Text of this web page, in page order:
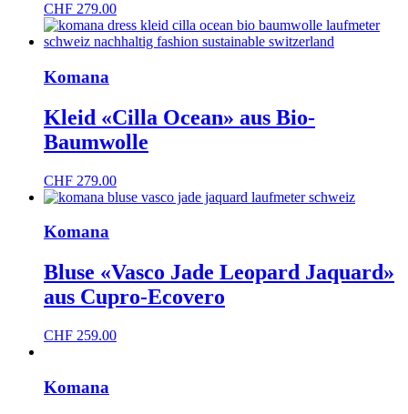
CHF 279.00
Komana
Kleid «Cilla Ocean» aus Bio-
Baumwolle
CHF 279.00
Komana
Bluse «Vasco Jade Leopard Jaquard»
aus Cupro-Ecovero
CHF 259.00
Komana